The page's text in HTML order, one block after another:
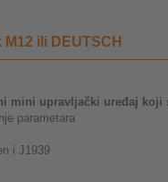
ili DEUTSCH
mini upravljački uređaj koji
parametara
i J1939